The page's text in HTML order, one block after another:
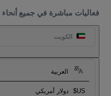
فعاليات مباشرة في جميع أنحاء
الكويت
العربية
US$ دولار أمريكي